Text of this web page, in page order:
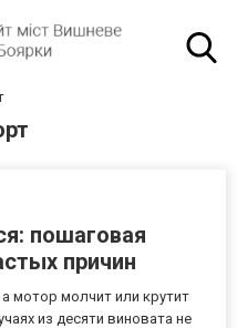
пошаговая
причин
мотор молчит или крутит
из десяти виновата не